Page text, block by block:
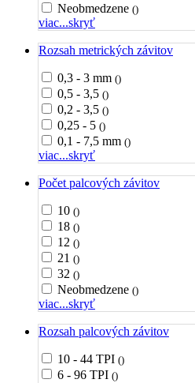
Neobmedzene ()
viac...skryť
Rozsah metrických závitov
0,3 - 3 mm ()
0,5 - 3,5 ()
0,2 - 3,5 ()
0,25 - 5 ()
0,1 - 7,5 mm ()
viac...skryť
Počet palcových závitov
10 ()
18 ()
12 ()
21 ()
32 ()
Neobmedzene ()
viac...skryť
Rozsah palcových závitov
10 - 44 TPI ()
6 - 96 TPI ()